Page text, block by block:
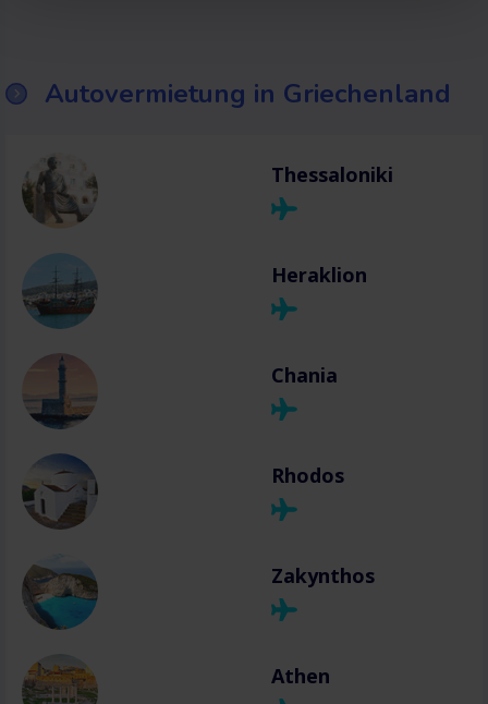
Autovermietung in Griechenland
Thessaloniki
Heraklion
Chania
Rhodos
Zakynthos
Athen